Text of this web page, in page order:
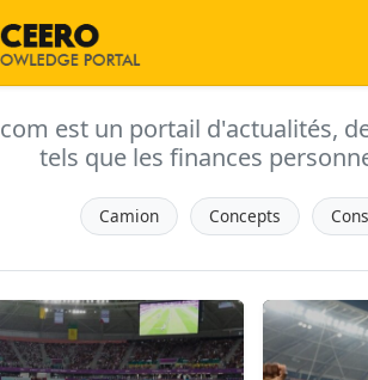
est un portail d'actualités,
tels que les finances
Camion Concepts